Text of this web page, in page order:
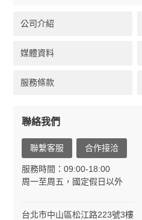
公司介紹
媒體資料
服務條款
聯絡我們
聯繫客服 合作接洽
服務時間：09:00-18:00
周一至周五，國定假日以外
台北市中山區松江路223號3樓